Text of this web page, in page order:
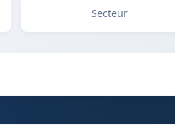
Secteur